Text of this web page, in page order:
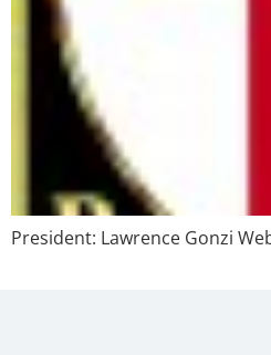
President: Lawrence Gonzi